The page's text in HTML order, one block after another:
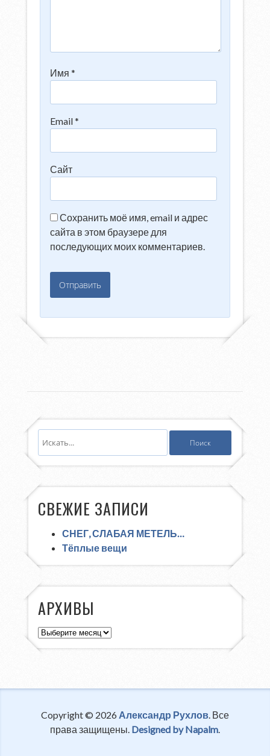
Имя*
Email*
Сайт
Сохранить моё имя, email и адрес
сайта в этом браузере для
последующих моих комментариев.
СВЕЖИЕ ЗАПИСИ
СНЕГ, СЛАБАЯ МЕТЕЛЬ…
Тёплые вещи
АРХИВЫ
Архивы
Copyright © 2026 Александр Рухлов. Все
права защищены. Designed by Napalm.